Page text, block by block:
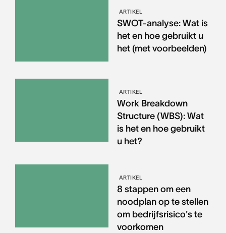
ARTIKEL
SWOT-analyse: Wat is
het en hoe gebruikt u
het (met voorbeelden)
ARTIKEL
Work Breakdown
Structure (WBS): Wat
is het en hoe gebruikt
u het?
ARTIKEL
8 stappen om een
noodplan op te stellen
om bedrijfsrisico's te
voorkomen